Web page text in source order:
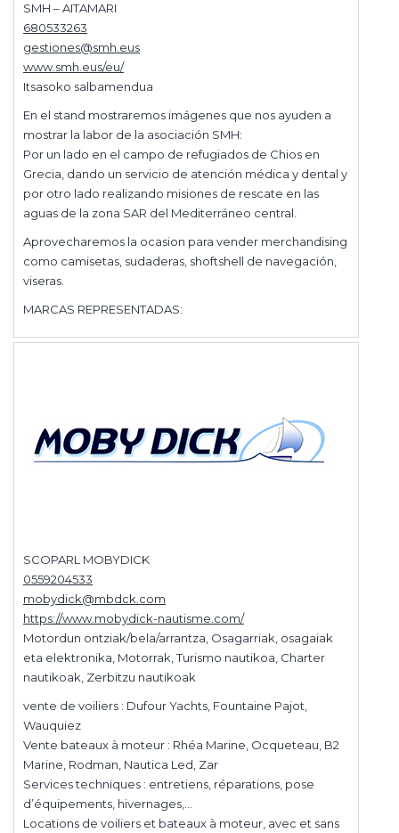
SMH – AITAMARI
680533263
gestiones@smh.eus
www.smh.eus/eu/
Itsasoko salbamendua
En el stand mostraremos imágenes que nos ayuden a
mostrar la labor de la asociación SMH:
Por un lado en el campo de refugiados de Chios en
Grecia, dando un servicio de atención médica y dental y
por otro lado realizando misiones de rescate en las
aguas de la zona SAR del Mediterráneo central.
Aprovecharemos la ocasion para vender merchandising
como camisetas, sudaderas, shoftshell de navegación,
viseras.
MARCAS REPRESENTADAS:
SCOPARL MOBYDICK
0559204533
mobydick@mbdck.com
https://www.mobydick-nautisme.com/
Motordun ontziak/bela/arrantza, Osagarriak, osagaiak
eta elektronika, Motorrak, Turismo nautikoa, Charter
nautikoak, Zerbitzu nautikoak
vente de voiliers : Dufour Yachts, Fountaine Pajot,
Wauquiez
Vente bateaux à moteur : Rhéa Marine, Ocqueteau, B2
Marine, Rodman, Nautica Led, Zar
Services techniques : entretiens, réparations, pose
d’équipements, hivernages,…
Locations de voiliers et bateaux à moteur, avec et sans